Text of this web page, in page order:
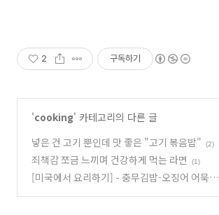
2 구독하기
'cooking' 카테고리의 다른 글
넣은 건 고기 뿐인데 맛 좋은 "고기 볶음밥"
(2)
죄책감 쪼금 느끼며 건강하게 먹는 라면 (1)
[미국에서 요리하기] - 충무김밥-오징어 어묵무